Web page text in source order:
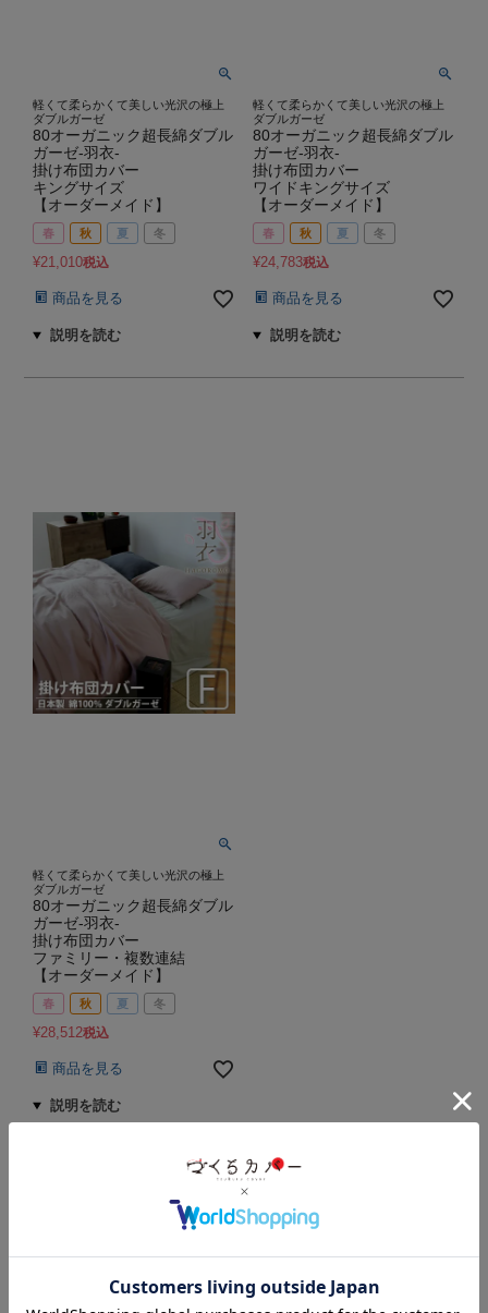
軽くて柔らかくて美しい光沢の極上
ダブルガーゼ
80オーガニック超長綿ダブル
ガーゼ-羽衣-
掛け布団カバー
キングサイズ
【オーダーメイド】
春 秋 夏 冬
¥21,010税込
商品を見る
軽くて柔らかくて美しい光沢の極上
ダブルガーゼ
80オーガニック超長綿ダブル
ガーゼ-羽衣-
掛け布団カバー
ワイドキングサイズ
【オーダーメイド】
春 秋 夏 冬
¥24,783税込
商品を見る
軽くて柔らかくて美しい光沢の極上
ダブルガーゼ
80オーガニック超長綿ダブル
ガーゼ-羽衣-
掛け布団カバー
ファミリー・複数連結
【オーダーメイド】
春 秋 夏 冬
¥28,512税込
商品を見る
価格が安い順